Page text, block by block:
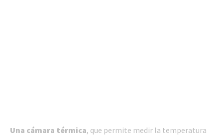
Una cámara térmica, que permite medir la temperatura